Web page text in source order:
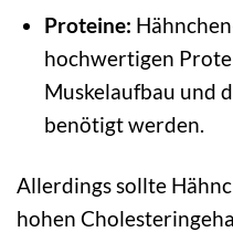
Proteine:
hochwertigen
Muskelaufbau und
benötigt werden.
Allerdings sollte
hohen